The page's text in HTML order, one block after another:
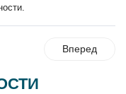
Вперед